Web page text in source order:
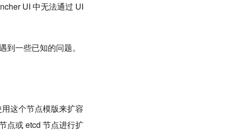
UI 中无法通过 UI
一些已知的问题。
这个节点模版来扩容
点或 etcd 节点进行扩